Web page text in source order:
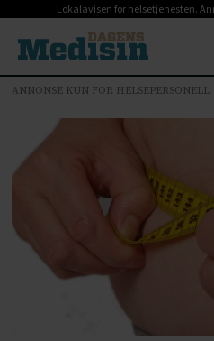
Lokalavisen for helsetjenesten.
ANNONSE KUN FOR HELSEPERSONELL